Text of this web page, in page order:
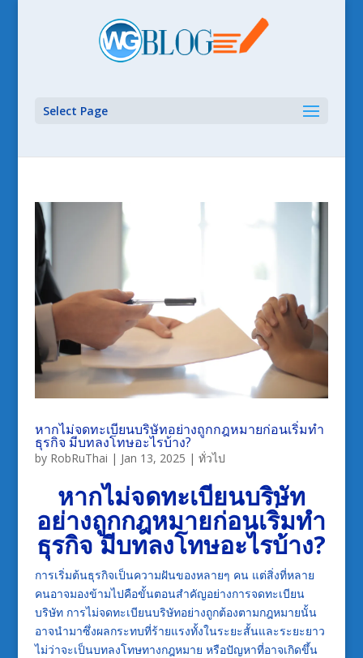
Select Page
หากไม่จดทะเบียนบริษัทอย่างถูกกฎหมายก่อนเริ่มทำ
ธุรกิจ มีบทลงโทษอะไรบ้าง?
by RobRuThai | Jan 13, 2025 | ทั่วไป
หากไม่จดทะเบียนบริษัท
อย่างถูกกฎหมายก่อนเริ่มทำ
ธุรกิจ มีบทลงโทษอะไรบ้าง?
การเริ่มต้นธุรกิจเป็นความฝันของหลายๆ คน แต่สิ่งที่หลาย
คนอาจมองข้ามไปคือขั้นตอนสำคัญอย่างการจดทะเบียน
บริษัท การไม่จดทะเบียนบริษัทอย่างถูกต้องตามกฎหมายนั้น
อาจนำมาซึ่งผลกระทบที่ร้ายแรงทั้งในระยะสั้นและระยะยาว
ไม่ว่าจะเป็นบทลงโทษทางกฎหมาย หรือปัญหาที่อาจเกิดขึ้น